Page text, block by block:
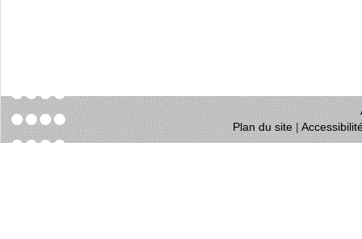
Plan du site|